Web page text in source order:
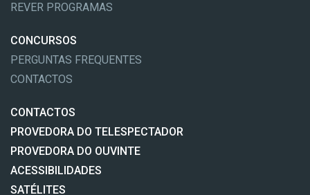
REVER PROGRAMAS
CONCURSOS
PERGUNTAS FREQUENTES
CONTACTOS
CONTACTOS
PROVEDORA DO TELESPECTADOR
PROVEDORA DO OUVINTE
ACESSIBILIDADES
SATÉLITES